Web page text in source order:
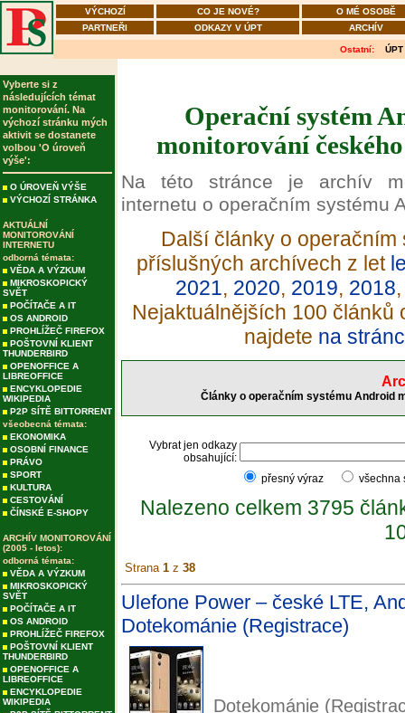
VÝCHOZÍ CO JE NOVÉ?
O MÉ OSOBĚ
PARTNEŘI
ODKAZY V ÚPT ARCHÍV
Ostatní: ÚPT
Vyberte si z
následujících témat
monitorování. Na
výchozí stránku mých
aktivit se dostanete
volbou 'O úroveň
výše':
O ÚROVEŇ VÝŠE
VÝCHOZÍ STRÁNKA
AKTUÁLNÍ
MONITOROVÁNÍ
INTERNETU
odborná témata:
VĚDA A VÝZKUM
MIKROSKOPICKÝ
SVĚT
POČÍTAČE A IT
OS ANDROID
PROHLÍŽEČ FIREFOX
POŠTOVNÍ KLIENT
THUNDERBIRD
OPENOFFICE A
LIBREOFFICE
ENCYKLOPEDIE
WIKIPEDIA
P2P SÍTĚ BITTORRENT
všeobecná témata:
EKONOMIKA
OSOBNÍ FINANCE
PRÁVO
SPORT
KULTURA
CESTOVÁNÍ
ČÍNSKÉ E-SHOPY
ARCHÍV MONITOROVÁNÍ
(2005 - letos):
odborná témata:
VĚDA A VÝZKUM
MIKROSKOPICKÝ
SVĚT
POČÍTAČE A IT
OS ANDROID
PROHLÍŽEČ FIREFOX
POŠTOVNÍ KLIENT
THUNDERBIRD
OPENOFFICE A
LIBREOFFICE
ENCYKLOPEDIE
WIKIPEDIA
Operační systém
monitorování
Na této stránce je archív
internetu o operačním systému
Další články o operačním
příslušných archívech z let
2021, 2020, 2019, 2018
Nejaktuálnějších 100 článků
najdete na
Články o operačním systému Android
Vybrat jen odkazy
obsahující:
přesný výraz
Nalezeno celkem 3795
Strana 1 z 38
Ulefone Power – české LTE,
Dotekománie (Registrace)
Dotekománie